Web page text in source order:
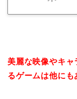
美麗な映像やキ
るゲームは他にも